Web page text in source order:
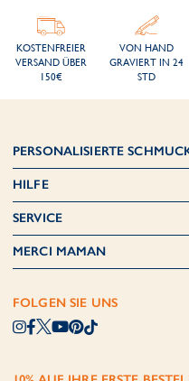
KOSTENFREIER
VERSAND ÜBER
150€
VON HAND
GRAVIERT IN 24
STD
PERSONALISIERTE
HILFE
SERVICE
MERCI MAMAN
FOLGEN SIE UNS